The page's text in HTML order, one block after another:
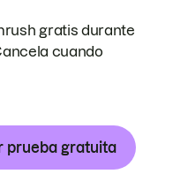
gratis durante
cuando
prueba gratuita